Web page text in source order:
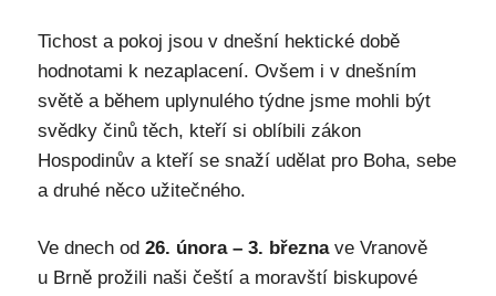
Tichost a pokoj jsou v dnešní hektické době
hodnotami k nezaplacení. Ovšem i v dnešním
světě a během uplynulého týdne jsme mohli být
svědky činů těch, kteří si oblíbili zákon
Hospodinův a kteří se snaží udělat pro Boha, sebe
a druhé něco užitečného.
Ve dnech od 26. února – 3. březnave Vranově
u Brně prožili naši čeští a moravští biskupové